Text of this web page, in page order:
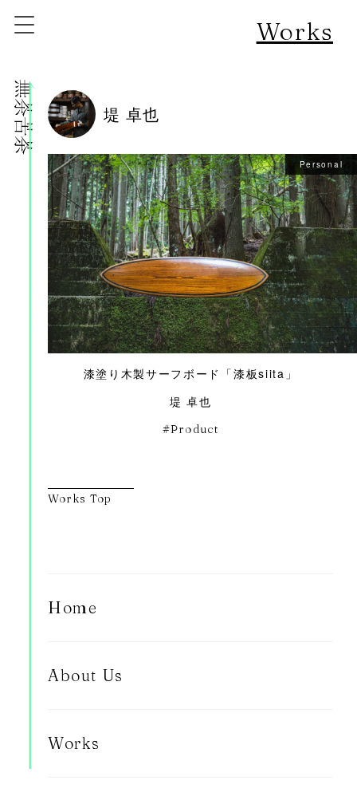
株式会社無茶苦茶
Works
堤 卓也
Personal
漆塗り木製サーフボード「漆板siita」
堤 卓也
Product
Works Top
Home
About Us
Works